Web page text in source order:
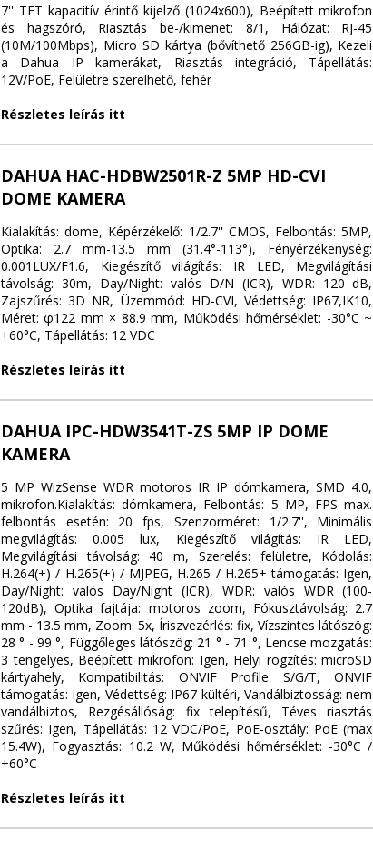
7'' TFT kapacitív érintő kijelző (1024x600), Beépített mikrofon
és hagszóró, Riasztás be-/kimenet: 8/1, Hálózat: RJ-45
(10M/100Mbps), Micro SD kártya (bővíthető 256GB-ig), Kezeli
a Dahua IP kamerákat, Riasztás integráció, Tápellátás:
12V/PoE, Felületre szerelhető, fehér
Részletes leírás itt
DAHUA HAC-HDBW2501R-Z 5MP HD-CVI
DOME KAMERA
Kialakítás: dome, Képérzékelő: 1/2.7'' CMOS, Felbontás: 5MP,
Optika: 2.7 mm-13.5 mm (31.4°-113°), Fényérzékenység:
0.001LUX/F1.6, Kiegészítő világítás: IR LED, Megvilágítási
távolság: 30m, Day/Night: valós D/N (ICR), WDR: 120 dB,
Zajszűrés: 3D NR, Üzemmód: HD-CVI, Védettség: IP67,IK10,
Méret: φ122 mm × 88.9 mm, Működési hőmérséklet: -30°C ~
+60°C, Tápellátás: 12 VDC
Részletes leírás itt
DAHUA IPC-HDW3541T-ZS 5MP IP DOME
KAMERA
5 MP WizSense WDR motoros IR IP dómkamera, SMD 4.0,
mikrofon.Kialakítás: dómkamera, Felbontás: 5 MP, FPS max.
felbontás esetén: 20 fps, Szenzorméret: 1/2.7'', Minimális
megvilágítás: 0.005 lux, Kiegészítő világítás: IR LED,
Megvilágítási távolság: 40 m, Szerelés: felületre, Kódolás:
H.264(+) / H.265(+) / MJPEG, H.265 / H.265+ támogatás: Igen,
Day/Night: valós Day/Night (ICR), WDR: valós WDR (100-
120dB), Optika fajtája: motoros zoom, Fókusztávolság: 2.7
mm - 13.5 mm, Zoom: 5x, Íriszvezérlés: fix, Vízszintes látószög:
28 ° - 99 °, Függőleges látószög: 21 ° - 71 °, Lencse mozgatás:
3 tengelyes, Beépített mikrofon: Igen, Helyi rögzítés: microSD
kártyahely, Kompatibilitás: ONVIF Profile S/G/T, ONVIF
támogatás: Igen, Védettség: IP67 kültéri, Vandálbiztosság: nem
vandálbiztos, Rezgésállóság: fix telepítésű, Téves riasztás
szűrés: Igen, Tápellátás: 12 VDC/PoE, PoE-osztály: PoE (max
15.4W), Fogyasztás: 10.2 W, Működési hőmérséklet: -30°C /
+60°C
Részletes leírás itt